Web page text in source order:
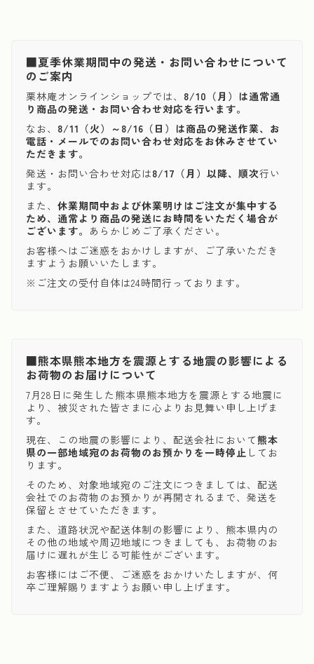
■夏季休業期間中の発送・お問い合わせについて
のご案内
栗林庵オンラインショップでは、 8/10（月）は通常通
り商品の発送・お問い合わせ対応を行います。
なお、 8/11（火）～8/16（日）は商品の発送作業、お
電話・メールでのお問い合わせ対応をお休みさせてい
ただきます。
発送・お問い合わせ対応は8/17（月）以降、順次行い
ます。
また、 休業期間中および休業明けはご注文が集中する
ため、通常より商品の発送にお時間をいただく場合が
ございます。 あらかじめご了承ください。
お客様へはご迷惑をおかけしますが、ご了承いただき
ますようお願いいたします。
※ご注文の受付自体は24時間行っております。
■熊本県熊本地方を震源とする地震の影響による
お荷物のお届けについて
7月28日に発生した熊本県熊本地方を震源とする地震に
より、被災された皆さまに心よりお見舞い申し上げま
す。
現在、この地震の影響により、配送会社において熊本
県の一部地域宛のお荷物のお預かりを一時停止 してお
ります。
そのため、対象地域宛のご注文につきましては、配送
会社でのお荷物のお預かりが再開されるまで、発送を
保留とさせていただきます。
また、道路状況や配送体制の影響により、熊本県内の
その他の地域や周辺地域につきましても、お荷物のお
届けに遅れが生じる可能性がございます。
お客様にはご不便、ご迷惑をおかけいたしますが、何
卒ご理解賜りますようお願い申し上げます。